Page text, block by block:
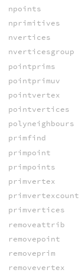
npoints
nprimitives
nvertices
nverticesgroup
pointprims
pointprimuv
pointvertex
pointvertices
polyneighbours
primfind
primpoint
primpoints
primvertex
primvertexcount
primvertices
removeattrib
removepoint
removeprim
removevertex